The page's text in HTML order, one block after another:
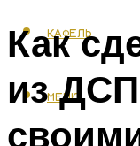
КАФЕЛЬ
МЕНЮ
Как
из